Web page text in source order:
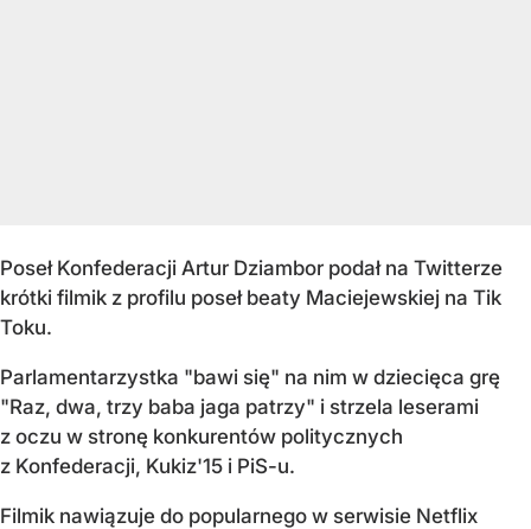
Poseł Konfederacji Artur Dziambor podał na Twitterze
krótki filmik z profilu poseł beaty Maciejewskiej na Tik
Toku.
Parlamentarzystka "bawi się" na nim w dziecięca grę
"Raz, dwa, trzy baba jaga patrzy" i strzela leserami
z oczu w stronę konkurentów politycznych
z Konfederacji, Kukiz'15 i PiS-u.
Filmik nawiązuje do popularnego w serwisie Netflix